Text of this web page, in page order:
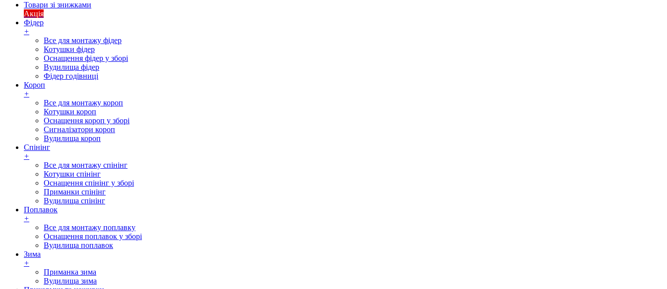
Товари зі знижками
Акція
Фідер
+
Все для монтажу фідер
Котушки фідер
Оснащення фідер у зборі
Вудилища фідер
Фідер годівниці
Короп
+
Все для монтажу короп
Котушки короп
Оснащення короп у зборі
Сигналізатори короп
Вудилища короп
Спінінг
+
Все для монтажу спінінг
Котушки спінінг
Оснащення спінінг у зборі
Приманки спінінг
Вудилища спінінг
Поплавок
+
Все для монтажу поплавку
Оснащення поплавок у зборі
Вудилища поплавок
Зима
+
Приманка зима
Вудилища зима